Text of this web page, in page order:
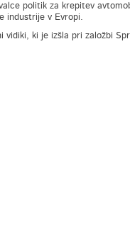
politik za krepitev
industrije v Evropi.
ki je izšla pri založbi